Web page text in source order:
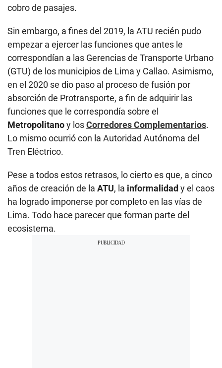
cobro de pasajes.
Sin embargo, a fines del 2019, la ATU recién pudo
empezar a ejercer las funciones que antes le
correspondían a las Gerencias de Transporte Urbano
(GTU) de los municipios de Lima y Callao. Asimismo,
en el 2020 se dio paso al proceso de fusión por
absorción de Protransporte, a fin de adquirir las
funciones que le correspondía sobre el
Metropolitanoy losCorredores Complementarios.
Lo mismo ocurrió con la Autoridad Autónoma del
Tren Eléctrico.
Pese a todos estos retrasos, lo cierto es que, a cinco
años de creación de la ATU, la informalidady el caos
ha logrado imponerse por completo en las vías de
Lima. Todo hace parecer que forman parte del
ecosistema.